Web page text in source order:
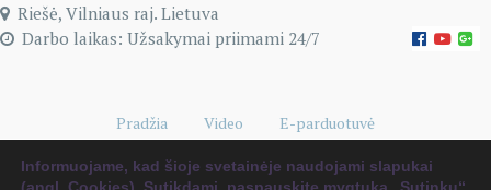
Riešė, Vilniaus raj. Lietuva
Darbo laikas: Užsakymai priimami 24/7
Pradžia Video
E-parduotuvė
Naudingi kelionių patarimai
0 items €0.00
Informuojame, kad šioje svetainėje naudojami slapukai